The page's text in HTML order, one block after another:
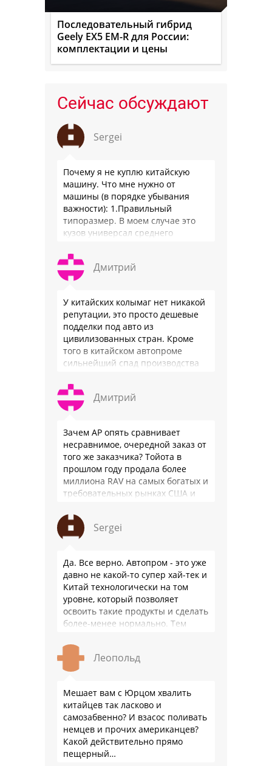
Последовательный гибрид
Geely EX5 EM-R для России:
комплектации и цены
Сейчас обсуждают
Sergei
Почему я не куплю китайскую
машину. Что мне нужно от
машины (в порядке убывания
важности): 1.Правильный
типоразмер. В моем случае это
кузов универсал среднего
быть уверенным, что она меня
везде довезет и …
Дмитрий
У китайских колымаг нет никакой
репутации, это просто дешевые
подделки под авто из
цивилизованных стран. Кроме
того в китайском автопроме
сильнейший спад производства
почти все китайские
производители работают …
Дмитрий
Зачем АР опять сравнивает
несравнимое, очередной заказ от
того же заказчика? Тойота в
прошлом году продала более
миллиона RAV на самых богатых и
требовательных рынках США и
подтвердив статус …
Sergei
Да. Все верно. Автопром - это уже
давно не какой-то супер хай-тек и
Китай технологически на том
уровне, который позволяет
освоить такие продукты и сделать
более-менее нормально. Тем
Леопольд
Мешает вам с Юрцом хвалить
китайцев так ласково и
самозабвенно? И взасос поливать
немцев и прочих американцев?
Какой действительно прямо
пещерный…